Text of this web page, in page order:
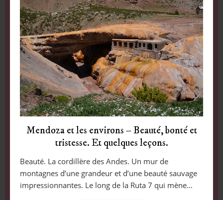
Mendoza et les environs – Beauté, bonté et
tristesse. Et quelques leçons.
Beauté. La cordillère des Andes. Un mur de
montagnes d’une grandeur et d’une beauté sauvage
impressionnantes. Le long de la Ruta 7 qui mène…